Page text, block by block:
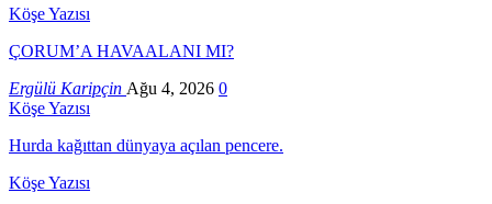
Köşe Yazısı
ÇORUM’A HAVAALANI MI?
Ergülü Karipçin Ağu 4, 2026 0
Köşe Yazısı
Hurda kağıttan dünyaya açılan pencere.
Köşe Yazısı